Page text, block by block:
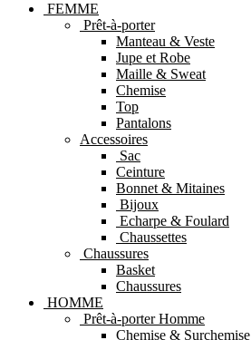
FEMME
Prêt-à-porter
Manteau & Veste
Jupe et Robe
Maille & Sweat
Chemise
Top
Pantalons
Accessoires
Sac
Ceinture
Bonnet & Mitaines
Bijoux
Echarpe & Foulard
Chaussettes
Chaussures
Basket
Chaussures
HOMME
Prêt-à-porter Homme
Chemise & Surchemise